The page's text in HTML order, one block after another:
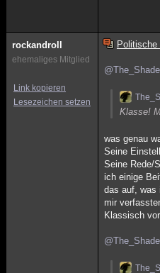
rockandroll
ehemaliges Mitglied
Link kopieren
Lesezeichen setzen
@The_Shade
Klasse!
was genau
Seine
Seine Rede/
ich einige
das auf, was
mir
Klassisch
@The_Shade